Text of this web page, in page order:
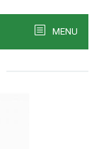
MENU